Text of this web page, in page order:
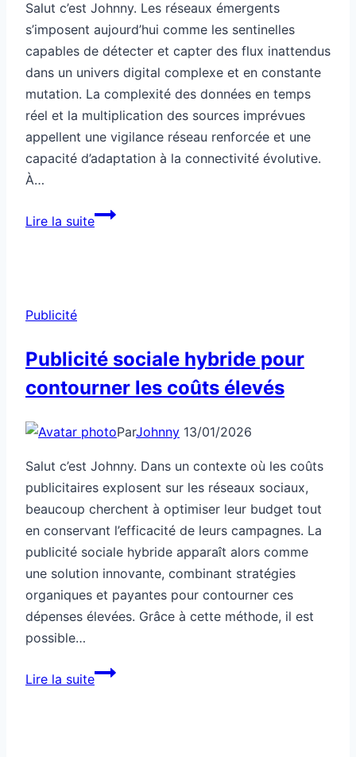
Salut c’est Johnny. Les réseaux émergents
s’imposent aujourd’hui comme les sentinelles
capables de détecter et capter des flux inattendus
dans un univers digital complexe et en constante
mutation. La complexité des données en temps
réel et la multiplication des sources imprévues
appellent une vigilance réseau renforcée et une
capacité d’adaptation à la connectivité évolutive.
À…
Lire la suiteRéseaux
Publicité
Publicité sociale hybride pour
contourner les coûts élevés
ParJohnny 13/01/2026
Salut c’est Johnny. Dans un contexte où les coûts
publicitaires explosent sur les réseaux sociaux,
beaucoup cherchent à optimiser leur budget tout
en conservant l’efficacité de leurs campagnes. La
publicité sociale hybride apparaît alors comme
une solution innovante, combinant stratégies
organiques et payantes pour contourner ces
dépenses élevées. Grâce à cette méthode, il est
possible…
Lire la suitePublicité